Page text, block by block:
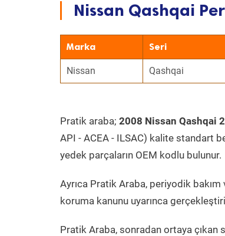
Nissan Qashqai
Marka Seri
Nissan Qashqai
Pratik araba; 2008 Nissan Qashqai
API - ACEA - ILSAC) kalite standart
yedek parçaların OEM kodlu bulunur.
Ayrıca Pratik Araba, periyodik
koruma kanunu uyarınca
Pratik Araba, sonradan ortaya çıkan